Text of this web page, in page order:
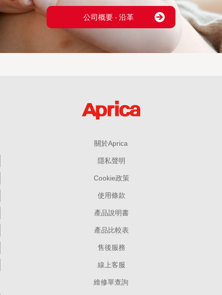
公司概要 ‧ 沿革
關於Aprica
隱私聲明
Cookie政策
使用條款
產品說明書
產品比較表
售後服務
線上客服
維修單查詢